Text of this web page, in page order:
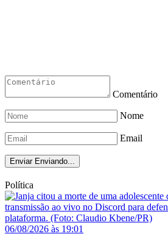
Comentário
Nome
Email
Enviar Enviando...
Política
06/08/2026 às 19:01